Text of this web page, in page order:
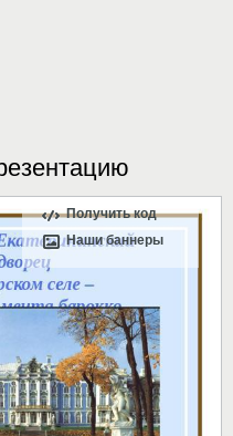
Получить код
Наши баннеры